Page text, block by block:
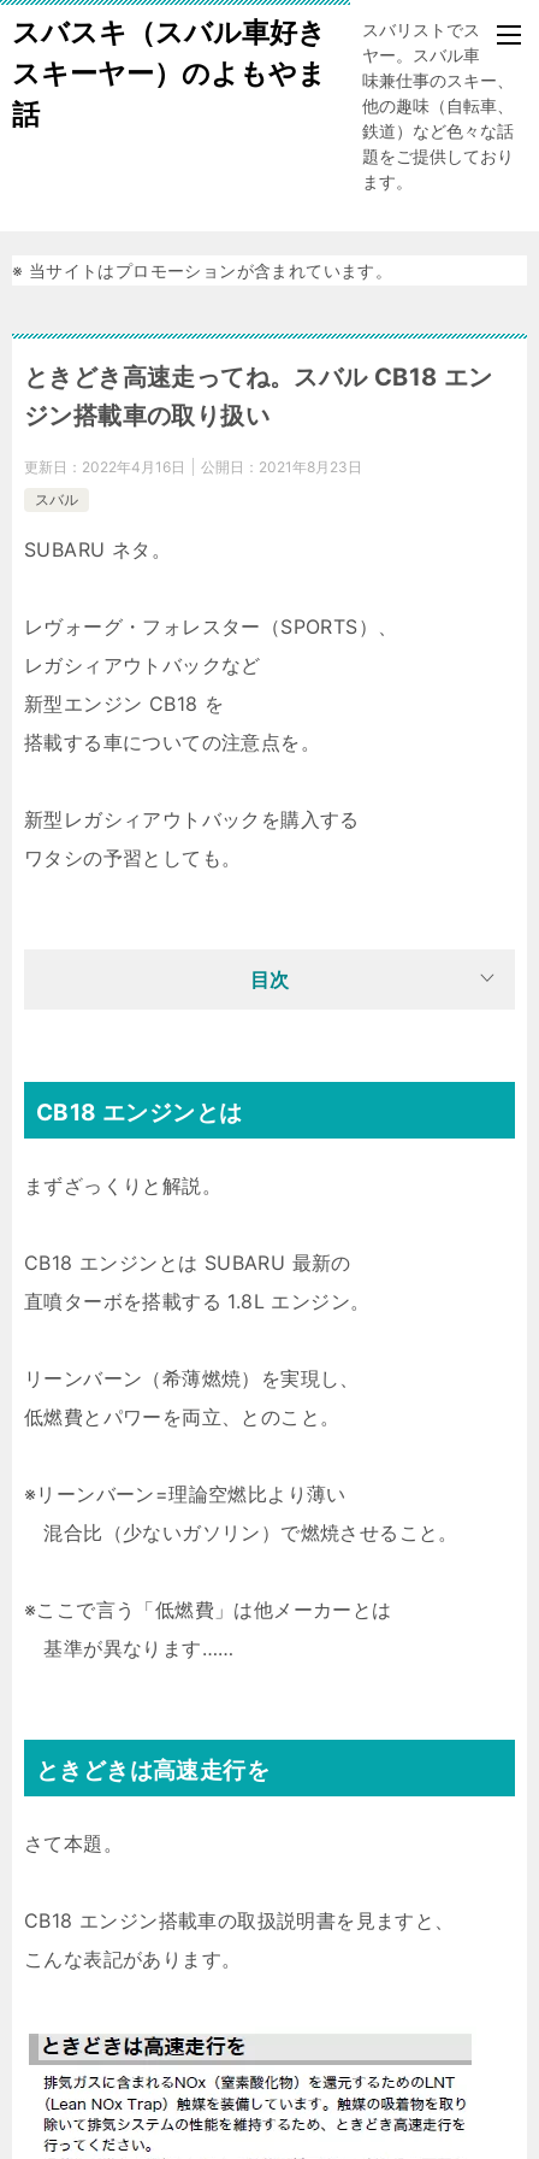
スバスキ（スバル車好き
スキーヤー）のよもやま
話
スバリストでスキー
ヤー。スバル車、趣
味兼仕事のスキー、
他の趣味（自転車、
鉄道）など色々な話
題をご提供しており
ます。
※ 当サイトはプロモーションが含まれています。
ときどき高速走ってね。スバル CB18 エン
ジン搭載車の取り扱い
更新日： 2022年4月16日 公開日： 2021年8月23日
スバル
SUBARU ネタ。
レヴォーグ・フォレスター（SPORTS）、
レガシィアウトバックなど
新型エンジン CB18 を
搭載する車についての注意点を。
新型レガシィアウトバックを購入する
ワタシの予習としても。
目次
CB18 エンジンとは
まずざっくりと解説。
CB18 エンジンとは SUBARU 最新の
直噴ターボを搭載する 1.8L エンジン。
リーンバーン（希薄燃焼）を実現し、
低燃費とパワーを両立、とのこと。
※リーンバーン=理論空燃比より薄い
混合比（少ないガソリン）で燃焼させること。
※ここで言う「低燃費」は他メーカーとは
基準が異なります……
ときどきは高速走行を
さて本題。
CB18 エンジン搭載車の取扱説明書を見ますと、
こんな表記があります。